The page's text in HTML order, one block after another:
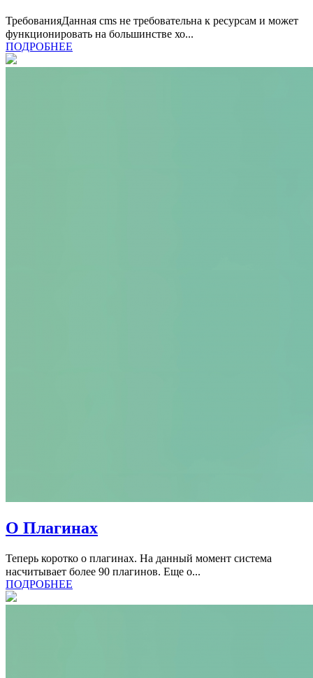
ТребованияДанная cms не требовательна к ресурсам и может
функционировать на большинстве хо...
ПОДРОБНЕЕ
О Плагинах
Теперь коротко о плагинах. На данный момент система
насчитывает более 90 плагинов. Еще о...
ПОДРОБНЕЕ